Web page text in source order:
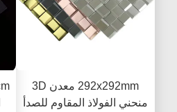
292x292mm معدن 3D
منحني الفولاذ المقاوم للصدأ